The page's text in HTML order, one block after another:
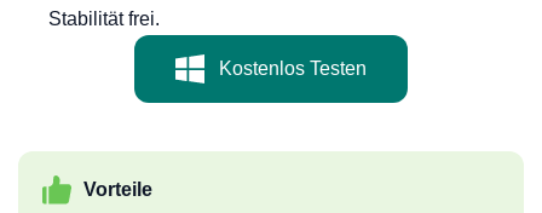
Stabilität frei.
Kostenlos Testen
Vorteile